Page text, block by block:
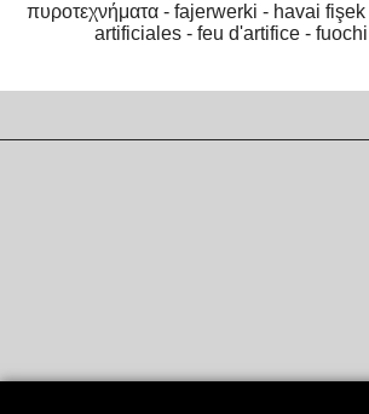
πυροτεχνήματα - fajerwerki - havai
artificiales - feu d'artifice -